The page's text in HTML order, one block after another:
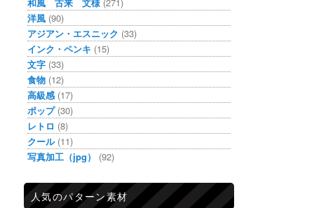
和風 古来 文様 (271)
洋風 (90)
アジアン・エスニック (33)
インク・ペンキ (15)
文字 (33)
食物 (12)
高級感 (17)
ポップ(30)
レトロ (8)
クール(11)
写真加工（jpg）
(92)
人気のパターン素材